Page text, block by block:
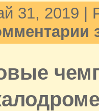
31, 2019 |